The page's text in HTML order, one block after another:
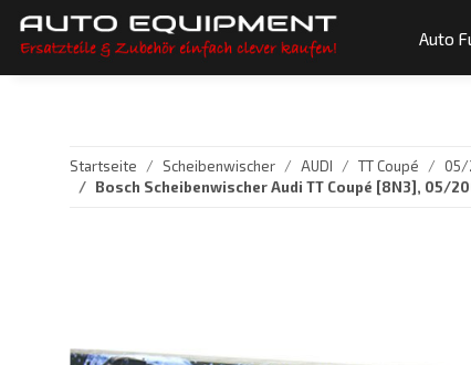
Auto
Startseite Scheibenwischer AUDI TT Coupé
05/
Bosch Scheibenwischer Audi TT Coupé [8N3], 05/